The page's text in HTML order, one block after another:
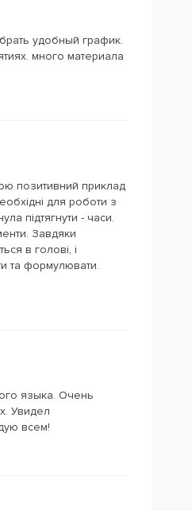
удобный график.
много материала
позитивний приклад
для роботи з
підтягнути - часи.
Завдяки
в голові, і
та формулювати.
языка. Очень
Увидел
всем!